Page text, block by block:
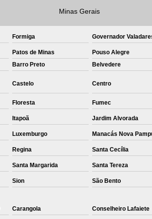
Private Label Roupas Masculinas Bahia
Bones
Private Label Camisetas
Private Label Confecção
Sublimação Camiseta Algodão
Sublimação de Camisetas de Algodão
Sublimação em Camisetas
Sublimação em Camisetas Lisas
Sublimação em Tecido de Algodão
Minas Gerais
Formiga Governador
Patos de Minas
Pouso Alegre
Barro Preto Belvedere
Castelo Centro
Floresta Fumec
Itapoã Jardim Alvorada
Luxemburgo Manacás Nova
Regina Santa Cecília
Santa Margarida Santa Tereza
Sion São Bento
Carangola Conselheiro Lafaiete